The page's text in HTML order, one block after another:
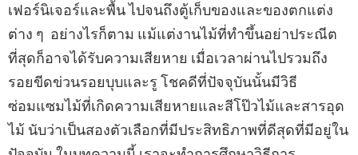
เฟอร์นิเจอร์และพื้น ไปจนถึงตู้เก็บของและของตกแต่ง
ต่าง ๆ อย่างไรก็ตาม แม้แต่งานไม้ที่ทำขึ้นอย่าประณีต
ที่สุดก็อาจได้รับความเสียหาย เมื่อเวลาผ่านไปรวมถึง
รอยขีดข่วนรอยบุบและรู โชคดีที่ปัจจุบันนั้นมีวิธี
ซ่อมแซมไม้ที่เกิดความเสียหายและสีโป๊วไม้และสารอุด
ไม้ นับว่าเป็นสองตัวเลือกที่มีประสิทธิภาพที่ดีสุดที่มีอยู่ใน